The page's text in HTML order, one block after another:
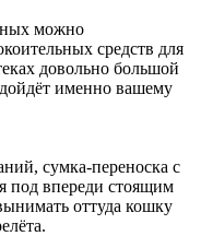
можно
средств для
довольно большой
именно вашему
сумка-переноска с
под впереди стоящим
оттуда кошку